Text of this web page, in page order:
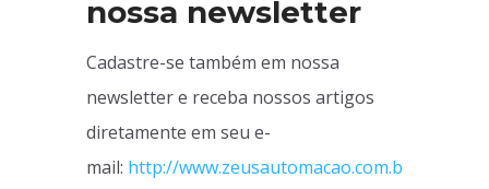
nossa newsletter
Cadastre-se também em nossa
newsletter e receba nossos artigos
diretamente em seu e-
mail: http://www.zeusautomacao.com.b